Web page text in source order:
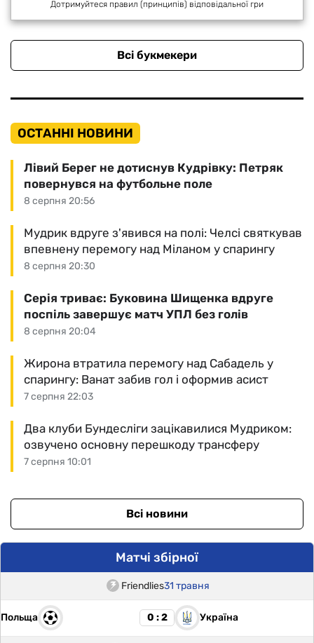
Дотримуйтеся правил (принципів) відповідальної гри
Всі букмекери
ОСТАННІ НОВИНИ
8 серпня 20:56
Лівий Берег не дотиснув Кудрівку: Петряк
повернувся на футбольне поле
8 серпня 20:30
Мудрик вдруге з'явився на полі: Челсі святкував
впевнену перемогу над Міланом у спарингу
8 серпня 20:04
Серія триває: Буковина Шищенка вдруге
поспіль завершує матч УПЛ без голів
7 серпня 22:03
Жирона втратила перемогу над Сабадель у
спарингу: Ванат забив гол і оформив асист
7 серпня 10:01
Два клуби Бундесліги зацікавилися Мудриком:
озвучено основну перешкоду трансферу
Всі новини
Матчі збірної
Friendlies31 травня
Польща 0 : 2 Україна